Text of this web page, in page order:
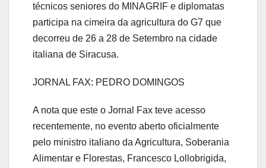
técnicos seniores do MINAGRIF e diplomatas
participa na cimeira da agricultura do G7 que
decorreu de 26 a 28 de Setembro na cidade
italiana de Siracusa.
JORNAL FAX: PEDRO DOMINGOS
A nota que este o Jornal Fax teve acesso
recentemente, no evento aberto oficialmente
pelo ministro italiano da Agricultura, Soberania
Alimentar e Florestas, Francesco Lollobrigida,